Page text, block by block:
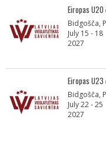
Eiropas
Bidgošča,
July 15 - 18
2027
Eiropas
Bidgošča,
July 22 - 25
2027